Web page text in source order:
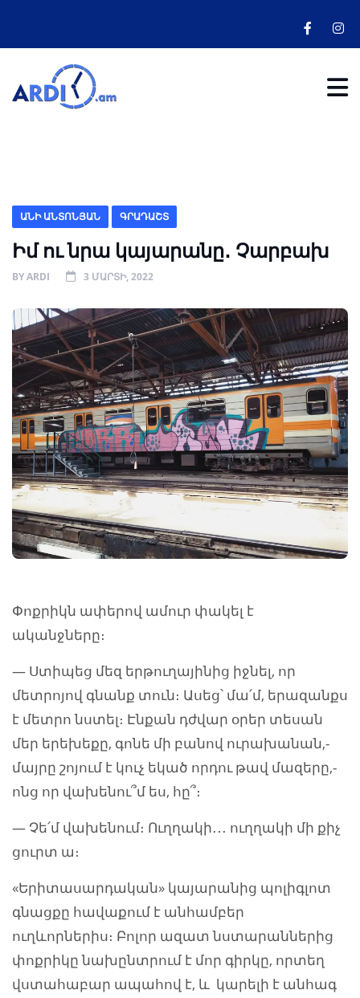
ԱՆԻ ԱՆՏՈՆՅԱՆ ԳՐԱԴԱՇՏ
Իմ ու նրա կայարանը․ Չարբախ
BYARDI 3 ՄԱՐՏԻ, 2022
Փոքրիկն ափերով ամուր փակել է
ականջները։
— Ստիպեց մեզ երթուղայինից իջնել, որ
մետրոյով գնանք տուն։ Ասեց՝ մա՛մ, երազանքս
է մետրո նստել։ Էնքան դժվար օրեր տեսան
մեր երեխեքը, գոնե մի բանով ուրախանան,-
մայրը շոյում է կուչ եկած որդու թավ մազերը,-
ոնց որ վախենու՞մ ես, հը՞։
— Չե՛մ վախենում։ Ուղղակի․․․ ուղղակի մի քիչ
ցուրտ ա։
«Երիտասարդական» կայարանից պոլիգլոտ
գնացքը հավաքում է անհամբեր
ուղևորներիս։ Բոլոր ազատ նստարաններից
փոքրիկը նախընտրում է մոր գիրկը, որտեղ
վստահաբար ապահով է, և կարելի է անհագ